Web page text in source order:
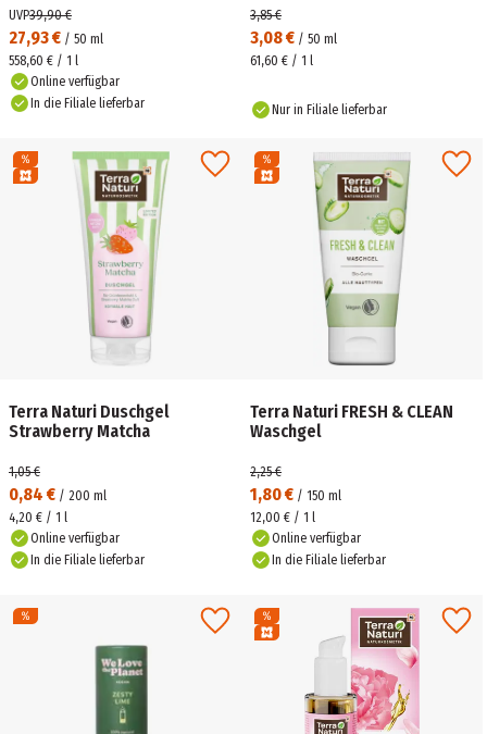
27,93 € / 50 ml
UVP39,90 €
558,60 € / 1 l
Online verfügbar
In die Filiale lieferbar
3,08 € / 50 ml
3,85 €
61,60 € / 1 l
Nur in Filiale lieferbar
Terra Naturi Duschgel
Strawberry Matcha
0,84 € / 200 ml
1,05 €
4,20 € / 1 l
Online verfügbar
In die Filiale lieferbar
Terra Naturi FRESH & CLEAN
Waschgel
1,80 € / 150 ml
2,25 €
12,00 € / 1 l
Online verfügbar
In die Filiale lieferbar